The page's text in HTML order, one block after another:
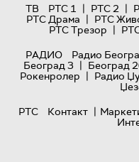
ТВ
РТС 1 | РТС 2 |
РТС Драма | РТС
РТС Трезор |
РАДИО
Радио
Београд 3 | Београд
Рокенролер | Радио
РТС
Контакт |